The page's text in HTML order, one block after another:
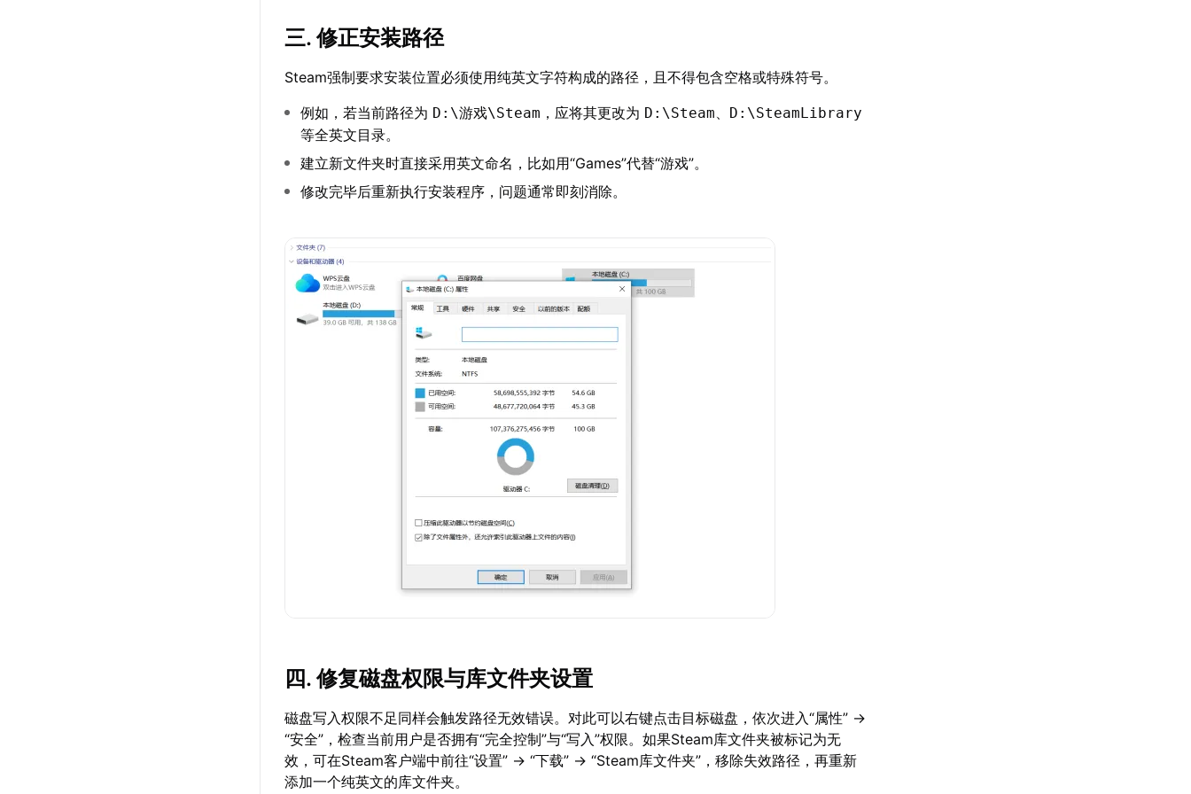
三. 修正安装路径
Steam强制要求安装位置必须使用纯英文字符构成的路径，且不得包含空格或特殊符号。
例如，若当前路径为 D:\游戏\Steam ，应将其更改为 D:\Steam D:\SteamLibrary
等全英文目录。
建立新文件夹时直接采用英文命名，比如用“Games”代替“游戏”。
修改完毕后重新执行安装程序，问题通常即刻消除。
四. 修复磁盘权限与库文件夹设置
磁盘写入权限不足同样会触发路径无效错误。对此可以右键点击目标磁盘，依次进入“属性” →
“安全”，检查当前用户是否拥有“完全控制”与“写入”权限。如果Steam库文件夹被标记为无
效，可在Steam客户端中前往“设置” → “下载” → “Steam库文件夹”，移除失效路径，再重新
添加一个纯英文的库文件夹。